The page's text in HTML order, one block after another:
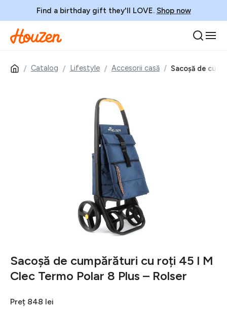
Find a birthday gift they'll LOVE. Shop now
Catalog Lifestyle Accesorii casă
Sacoșă de cumpărături cu roți 45 l M
Clec Termo Polar 8 Plus – Rolser
Preț 848 lei